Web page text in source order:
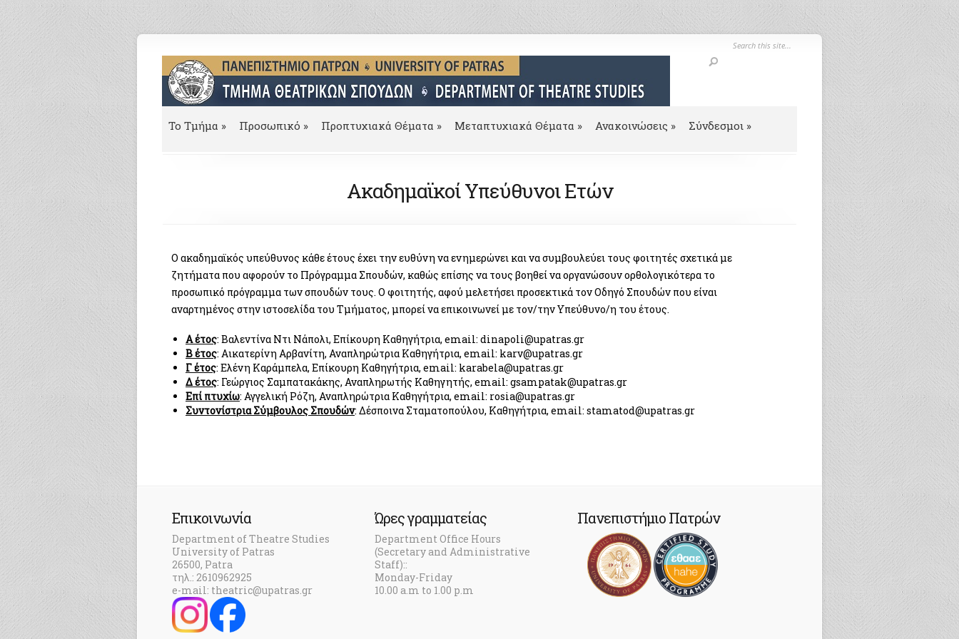
To Τμήμα » Προσωπικό » Προπτυχιακά Θέματα » Μεταπτυχιακά Θέματα » Ανακοινώσεις » Σύνδεσμοι »
Ακαδημαϊκοί Υπεύθυνοι Ετών
Ο ακαδημαϊκός υπεύθυνος κάθε έτους έχει την ευθύνη να ενημερώνει και να συμβουλεύει τους φοιτητές σχετικά με
ζητήματα που αφορούν το Πρόγραμμα Σπουδών, καθώς επίσης να τους βοηθεί να οργανώσουν ορθολογικότερα το
προσωπικό πρόγραμμα των σπουδών τους. Ο φοιτητής, αφού μελετήσει προσεκτικά τον Οδηγό Σπουδών που είναι
αναρτημένος στην ιστοσελίδα του Τμήματος, μπορεί να επικοινωνεί με τον/την Υπεύθυνο/η του έτους.
Α έτος: Βαλεντίνα Ντι Νάπολι, Επίκουρη Καθηγήτρια, email: dinapoli@upatras.gr
Β έτος: Αικατερίνη Αρβανίτη, Αναπληρώτρια Καθηγήτρια, email: karv@upatras.gr
Γ έτος: Ελένη Καράμπελα, Επίκουρη Καθηγήτρια, email: karabela@upatras.gr
Δ έτος: Γεώργιος Σαμπατακάκης, Αναπληρωτής Καθηγητής, email: gsampatak@upatras.gr
Επί πτυχίω: Αγγελική Ρόζη, Αναπληρώτρια Καθηγήτρια, email: rosia@upatras.gr
Συντονίστρια Σύμβουλος Σπουδών: Δέσποινα Σταματοπούλου, Καθηγήτρια, email: stamatod@upatras.gr
Επικοινωνία
Department of Theatre Studies
University of Patras
26500, Patra
τηλ.: 2610962925
e-mail: theatric@upatras.gr
Ώρες γραμματείας
Department Office Hours
(Secretary and Administrative
Staff)::
Monday-Friday
10.00 a.m to 1.00 p.m
Πανεπιστήμιο Πατρών